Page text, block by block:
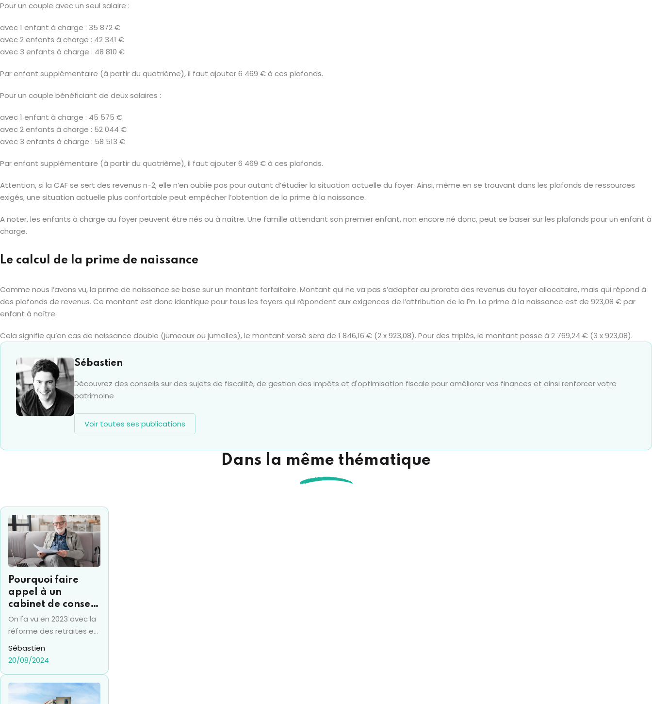
Pour un couple avec un seul salaire :
avec 1 enfant à charge : 35 872 €
avec 2 enfants à charge : 42 341 €
avec 3 enfants à charge : 48 810 €
Par enfant supplémentaire (à partir du quatrième), il faut ajouter 6 469 € à ces plafonds.
Pour un couple bénéficiant de deux salaires :
avec 1 enfant à charge : 45 575 €
avec 2 enfants à charge : 52 044 €
avec 3 enfants à charge : 58 513 €
Par enfant supplémentaire (à partir du quatrième), il faut ajouter 6 469 € à ces plafonds.
Attention, si la CAF se sert des revenus n-2, elle n’en oublie pas pour autant d’étudier la situation actuelle du foyer. Ainsi, même en se trouvant dans les plafonds de ressources
exigés, une situation actuelle plus confortable peut empêcher l’obtention de la prime à la naissance.
A noter, les enfants à charge au foyer peuvent être nés ou à naître. Une famille attendant son premier enfant, non encore né donc, peut se baser sur les plafonds pour un enfant à
charge.
Le calcul de la prime de naissance
Comme nous l’avons vu, la prime de naissance se base sur un montant forfaitaire. Montant qui ne va pas s’adapter au prorata des revenus du foyer allocataire, mais qui répond à
des plafonds de revenus. Ce montant est donc identique pour tous les foyers qui répondent aux exigences de l’attribution de la Pn. La prime à la naissance est de 923,08 € par
enfant à naître.
Cela signifie qu’en cas de naissance double (jumeaux ou jumelles), le montant versé sera de 1 846,16 € (2 x 923,08). Pour des triplés, le montant passe à 2 769,24 € (3 x 923,08).
Sébastien
Découvrez des conseils sur des sujets de fiscalité, de gestion des impôts et d'optimisation fiscale pour améliorer vos finances et ainsi renforcer votre
patrimoine
Voir toutes ses publications
Dans la même thématique
Pourquoi faire
appel à un
cabinet de conseil
retraite ?
On l'a vu en 2023 avec la
réforme des retraites en
France : s'il est bien un
sujet délicat avec lequel
pas, c'est bien la retraite.
Sébastien
20/08/2024